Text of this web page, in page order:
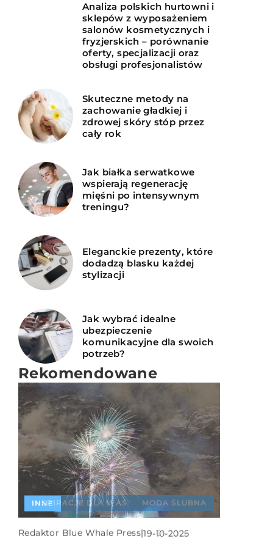
Analiza polskich hurtowni i
sklepów z wyposażeniem
salonów kosmetycznych i
fryzjerskich – porównanie
oferty, specjalizacji oraz
obsługi profesjonalistów
Skuteczne metody na
zachowanie gładkiej i
zdrowej skóry stóp przez
cały rok
Jak białka serwatkowe
wspierają regenerację
mięśni po intensywnym
treningu?
Eleganckie prezenty, które
dodadzą blasku każdej
stylizacji
Jak wybrać idealne
ubezpieczenie
komunikacyjne dla swoich
potrzeb?
Rekomendowane
INNE
INNE
Redaktor Blue Whale Press|19-10-2025
INSPIRACJE DLA WAS MODA ŚLUBNA
Redaktor Blue Whale Press|19-01-2026